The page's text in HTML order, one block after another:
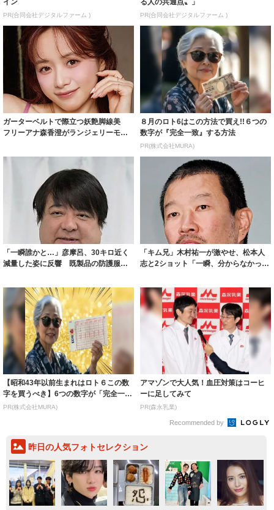
イン
PR(合同会社デジタルファーム )
る人の共通点〟」
PR(合同会社デジタルファーム )
ガーターベルトで際立つ妖艶脚線美
フリーアナ森香澄がランジェリーモデ
８月のロト6はこの方法で買え!!６つの
数字が『完全一致』する方法
PR(株式会社MURA)
「一瞬誰かと…」彦摩呂、30キロ近く
減量した姿に反響 既製品の防護服が
「キム兄」木村祐一が激やせ、松本人
志と2ショット「一瞬、分からなかった
【昭和43年以前生まれはロト６この数
字を買うべき】6つの数字が「完全一
致」する方...
PR(株式会社MURA)
アマゾンで大人気！血圧対策はコーヒ
ーに足してみて
PR(森永乳業)
Recommended by
昨日の人気フォトセレクション